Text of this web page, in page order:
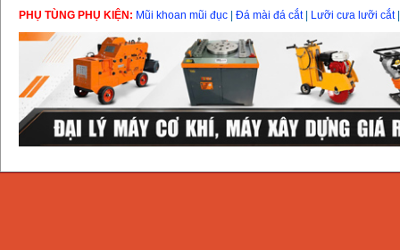
Giá:1296000VND
PHỤ TÙNG PHỤ KIỆN: Mũi khoan mũi đục Đá mài đá cắt| Lưỡi cưa lưỡi cắt